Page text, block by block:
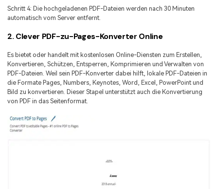
Schritt 4: Die hochgeladenen PDF-Dateien werden nach 30 Minuten
automatisch vom Server entfernt.
2. Clever PDF-zu-Pages-Konverter Online
Es bietet oder handelt mit kostenlosen Online-Diensten zum Erstellen,
Konvertieren, Schützen, Entsperren, Komprimieren und Verwalten von
PDF-Dateien. Weil sein PDF-Konverter dabei hilft, lokale PDF-Dateien in
die Formate Pages, Numbers, Keynotes, Word, Excel, PowerPoint und
Bild zu konvertieren. Dieser Stapel unterstützt auch die Konvertierung
von PDF in das Seitenformat.